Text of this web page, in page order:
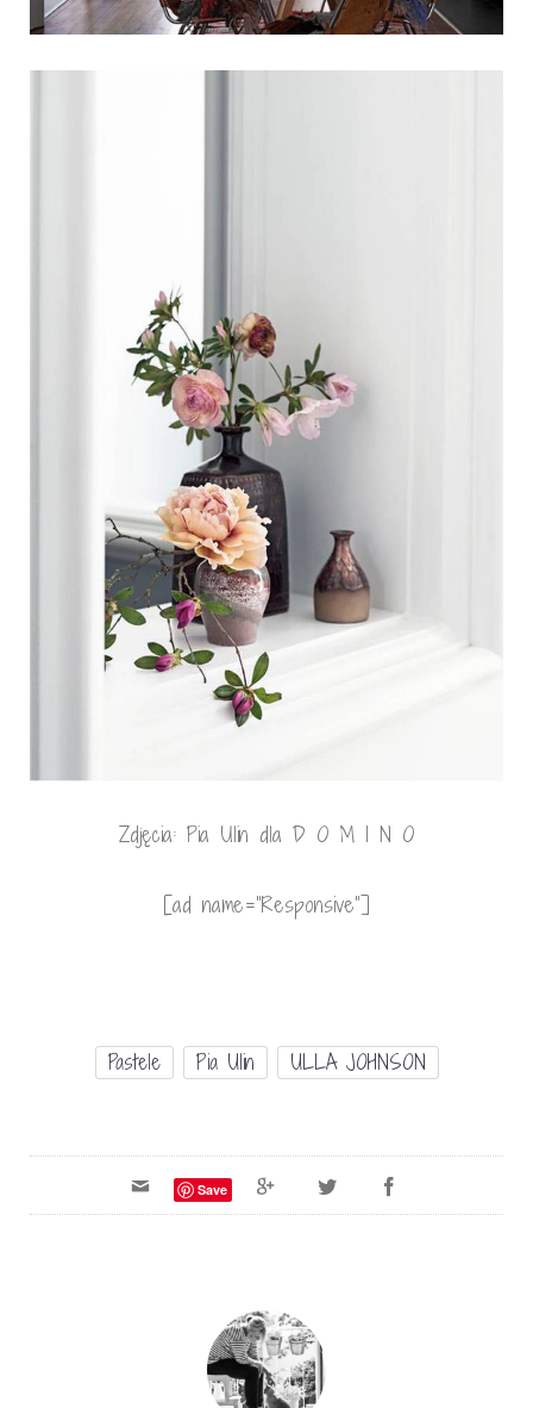
Zdjęcia: Pia Ulin dla D O M I N O
[ad name=”Responsive”]
Pastele Pia Ulin ULLA JOHNSON
Save